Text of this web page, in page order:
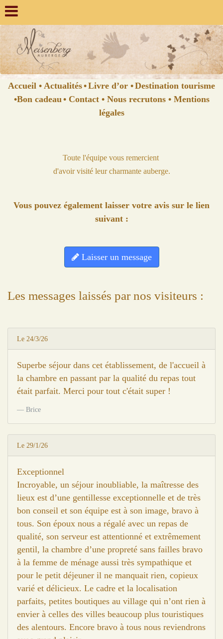
Accueil • Actualités•Livre d’or •Destination tourisme
•Bon cadeau• Contact• Nous recrutons •Mentions
légales
Toute l'équipe vous remercient
d'avoir visité leur charmante auberge.
Vous pouvez également laisser votre avis sur le lien
suivant :
Laisser un message
Les messages laissés par nos visiteurs :
Le 24/3/26
Superbe séjour dans cet établissement, de l'accueil à
la chambre en passant par la qualité du repas tout
était parfait. Merci pour tout c'était super !
Brice
Le 29/1/26
Exceptionnel
Incroyable, un séjour inoubliable, la maîtresse des
lieux est d’une gentillesse exceptionnelle et de très
bon conseil et son équipe est à son image, bravo à
tous. Son époux nous a régalé avec un repas de
qualité, son serveur est attentionné et extrêmement
gentil, la chambre d’une propreté sans failles bravo
à la femme de ménage aussi très sympathique et
pour le petit déjeuner il ne manquait rien, copieux
varié et délicieux. Le cadre et la localisation
parfaits, petites boutiques au village qui n’ont rien à
envier à celles des villes beaucoup plus touristiques
des alentours. Encore bravo à tous nous reviendrons